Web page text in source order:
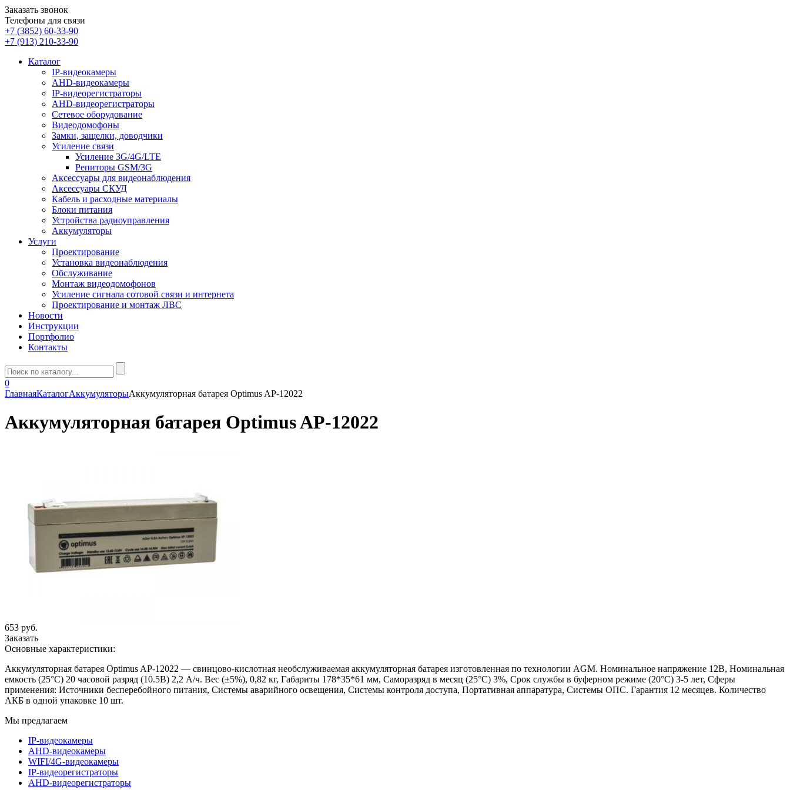
Заказать звонок
Телефоны для связи
+7 (3852) 60-33-90
+7 (913) 210-33-90
Каталог
IP-видеокамеры
AHD-видеокамеры
IP-видеорегистраторы
AHD-видеорегистраторы
Сетевое оборудование
Видеодомофоны
Замки, защелки, доводчики
Усиление связи
Усиление 3G/4G/LTE
Репиторы GSM/3G
Аксессуары для видеонаблюдения
Аксессуары СКУД
Кабель и расходные материалы
Блоки питания
Устройства радиоуправления
Аккумуляторы
Услуги
Проектирование
Установка видеонаблюдения
Обслуживание
Монтаж видеодомофонов
Усиление сигнала сотовой связи и интернета
Проектирование и монтаж ЛВС
Новости
Инструкции
Портфолио
Контакты
0
ГлавнаяКаталогАккумуляторыАккумуляторная батарея Optimus AP-12022
Аккумуляторная батарея Optimus AP-12022
653 руб.
Заказать
Основные характеристики:
Аккумуляторная батарея Optimus AP-12022 — свинцово-кислотная необслуживаемая аккумуляторная батарея изготовленная по технологии AGM. Номинальное напряжение 12В, Номинальная
емкость (25°С) 20 часовой разряд (10.5В) 2,2 А/ч. Вес (±5%), 0,82 кг, Габариты 178*35*61 мм, Саморазряд в месяц (25°С) 3%, Срок службы в буферном режиме (20°С) 3-5 лет, Сферы
применения: Источники бесперебойного питания, Системы аварийного освещения, Системы контроля доступа, Портативная аппаратура, Системы ОПС. Гарантия 12 месяцев. Количество
АКБ в одной упаковке 10 шт.
Мы предлагаем
IP-видеокамеры
AHD-видеокамеры
WIFI/4G-видеокамеры
IP-видеорегистраторы
AHD-видеорегистраторы